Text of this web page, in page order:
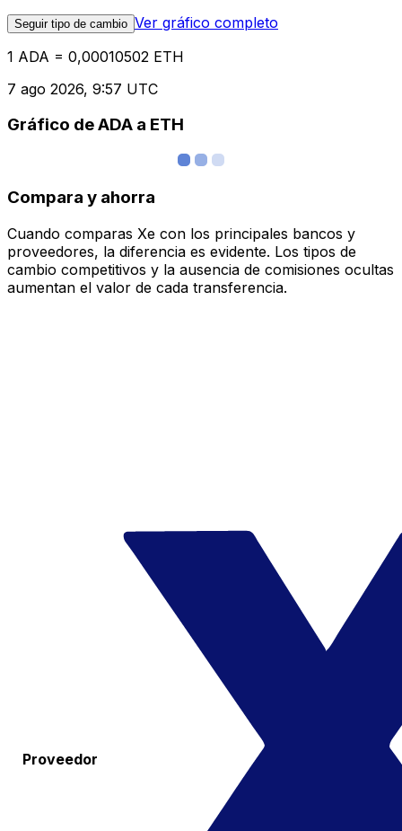
Seguir tipo de cambio Ver gráfico completo
1 ADA = 0,00010502 ETH
7 ago 2026, 9:57 UTC
Gráfico de ADA a ETH
Compara y ahorra
Cuando comparas Xe con los principales bancos y
proveedores, la diferencia es evidente. Los tipos de
cambio competitivos y la ausencia de comisiones ocultas
aumentan el valor de cada transferencia.
Proveedor